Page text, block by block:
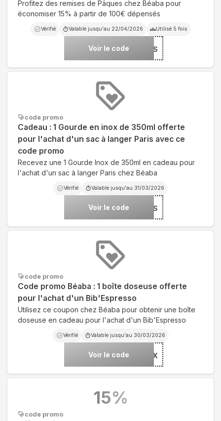
Profitez des remises de Pâques chez Béaba pour
économiser 15% à partir de 100€ dépensés
Vérifié Valable jusqu'au 22/04/2026 Utilisé 5 fois
Voir le code ***UES
code promo
Cadeau : 1 Gourde en inox de 350ml offerte
pour l'achat d'un sac à langer Paris avec ce
code promo
Recevez une 1 Gourde Inox de 350ml en cadeau pour
l'achat d'un sac à langer Paris chez Béaba
Vérifié Valable jusqu'au 31/03/2026
Voir le code ***IS
code promo
Code promo Béaba : 1 boîte doseuse offerte
pour l'achat d'un Bib'Espresso
Utilisez ce coupon chez Béaba pour obtenir une boîte
doseuse en cadeau pour l'achat d'un Bib'Espresso
Vérifié Valable jusqu'au 30/03/2026
Voir le code ***EX
code promo
15%